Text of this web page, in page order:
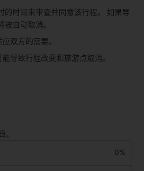
时间来审查并同意该行程。 如果导
自动取消。
双方的需要。
导致行程改变和旅游点取消。
0%